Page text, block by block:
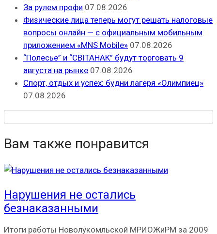
За рулем профи 07.08.2026
Физические лица теперь могут решать налоговые
вопросы онлайн — с официальным мобильным
приложением «MNS Mobile» 07.08.2026
“Полесье” и “СВІТАНАК” будут торговать 9
августа на рынке 07.08.2026
Спорт, отдых и успех: будни лагеря «Олимпиец»
07.08.2026
Вам также понравится
Нарушения не остались
безнаказанными
Итоги работы Новолукомльской МРИОЖиРМ за 2009